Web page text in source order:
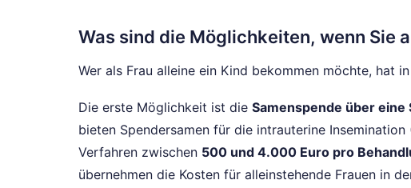
Was sind die Möglichkeiten, wenn Sie
Wer als Frau alleine ein Kind bekommen möchte, hat
Die erste Möglichkeit ist die Samenspende über eine
bieten Spendersamen für die intrauterine
Verfahren zwischen 500 und 4.000 Euro pro
übernehmen die Kosten für alleinstehende Frauen in